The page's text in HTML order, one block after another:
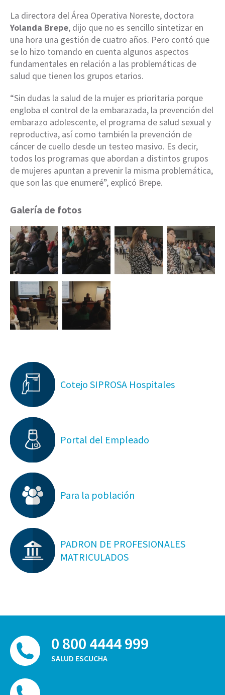
La directora del Área Operativa Noreste, doctora
Yolanda Brepe, dijo que no es sencillo sintetizar en
una hora una gestión de cuatro años. Pero contó que
se lo hizo tomando en cuenta algunos aspectos
fundamentales en relación a las problemáticas de
salud que tienen los grupos etarios.
“Sin dudas la salud de la mujer es prioritaria porque
engloba el control de la embarazada, la prevención del
embarazo adolescente, el programa de salud sexual y
reproductiva, así como también la prevención de
cáncer de cuello desde un testeo masivo. Es decir,
todos los programas que abordan a distintos grupos
de mujeres apuntan a prevenir la misma problemática,
que son las que enumeré”, explicó Brepe.
Galería de fotos
Cotejo SIPROSA Hospitales
Portal del Empleado
Para la población
PADRON DE PROFESIONALES
MATRICULADOS
0 800 4444 999
SALUD ESCUCHA